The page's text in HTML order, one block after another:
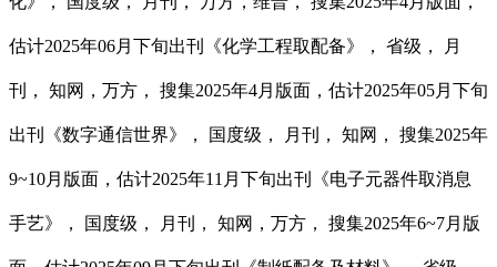
估计2025年06月下旬出刊《化学工程取配备》， 省级， 月
刊， 知网，万方， 搜集2025年4月版面，估计2025年05月下旬
出刊《数字通信世界》， 国度级， 月刊， 知网， 搜集2025年
9~10月版面，估计2025年11月下旬出刊《电子元器件取消息
手艺》， 国度级， 月刊， 知网，万方， 搜集2025年6~7月版